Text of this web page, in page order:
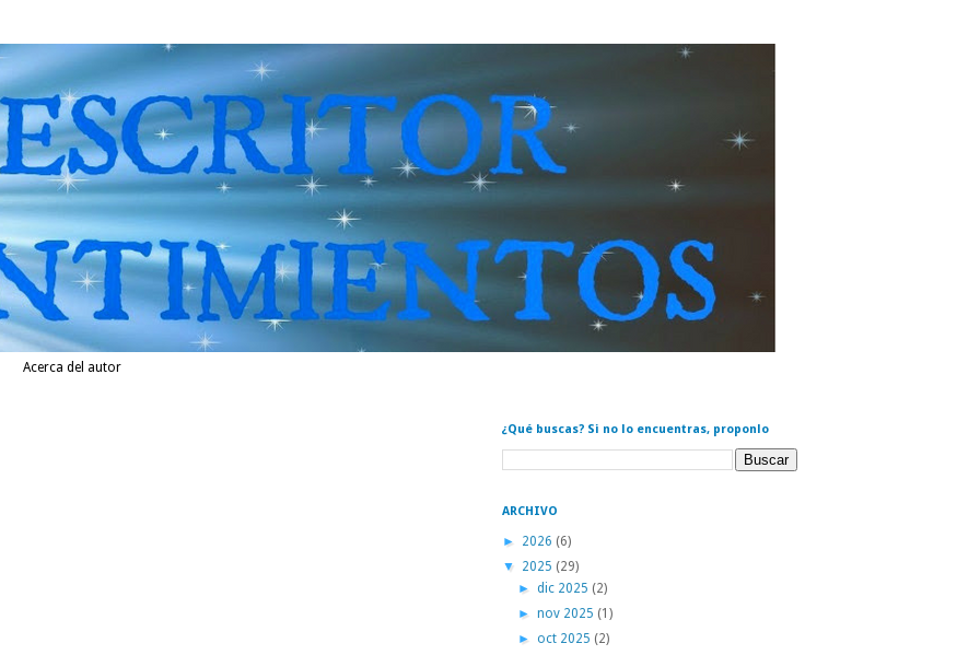
Acerca del autor
¿Qué buscas? Si no lo encuentras, proponlo
ARCHIVO
► 2026 (6)
▼ 2025 (29)
►dic 2025 (2)
►nov 2025 (1)
► oct 2025 (2)